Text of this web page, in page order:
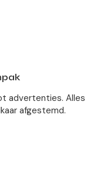
advertenties. Alles
afgestemd.